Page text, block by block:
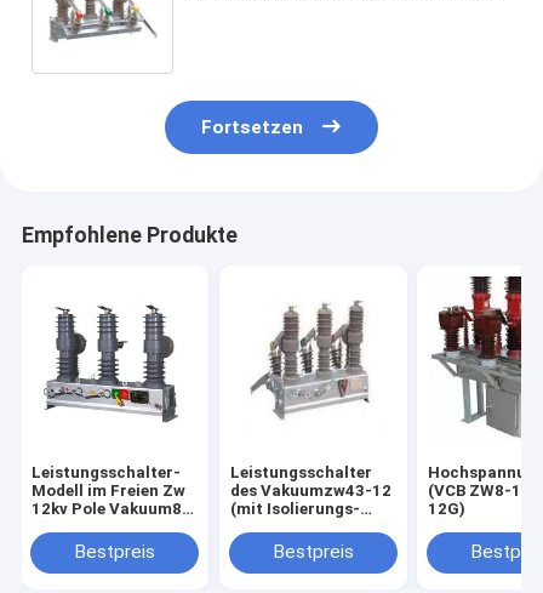
Fortsetzen
Empfohlene Produkte
Leistungsschalter-
Modell im Freien Zw
12kv Pole Vakuum8-
Bestpreis
Leistungsschalter
des Vakuumzw43-12
(mit Isolierungs-
Bestpreis
(VCB ZW8-12,
12G)